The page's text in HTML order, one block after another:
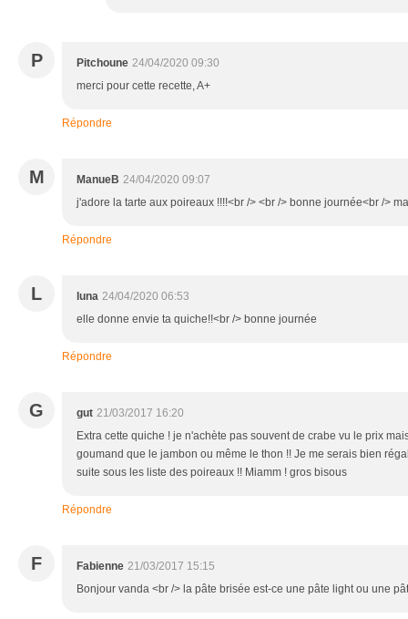
P Pitchoune 24/04/2020 09:30
merci pour cette recette, A+
Répondre
M ManueB 24/04/2020 09:07
j'adore la tarte aux poireaux !!!!<br /> <br /> bonne journée<br />
Répondre
L luna 24/04/2020 06:53
elle donne envie ta quiche!!<br /> bonne journée
Répondre
G gut 21/03/2017 16:20
Extra cette quiche ! je n'achète pas souvent de crabe vu le prix
goumand que le jambon ou même le thon !! Je me serais bien
suite sous les liste des poireaux !! Miamm ! gros bisous
Répondre
F Fabienne 21/03/2017 15:15
Bonjour vanda <br /> la pâte brisée est-ce une pâte light ou une